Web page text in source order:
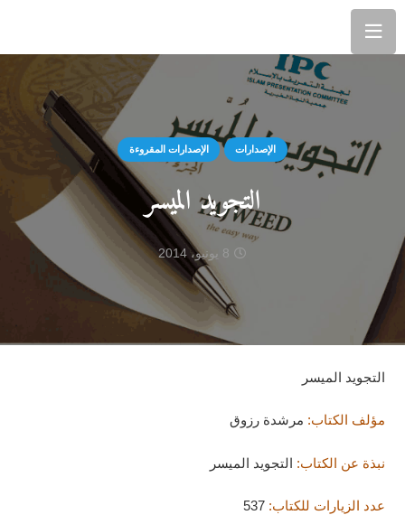
الإصدارات الإصدارات المقروءة
التجويد الميسر
8 يونيو، 2014
التجويد الميسر
مؤلف الكتاب: مرشدة رزوق
نبذة عن الكتاب: التجويد الميسر
عدد الزيارات للكتاب: 537